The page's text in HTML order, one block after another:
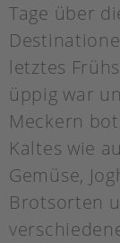
Tage über
letztes
üppig war
Meckern
Kaltes wie
Gemüse,
Brotsorten